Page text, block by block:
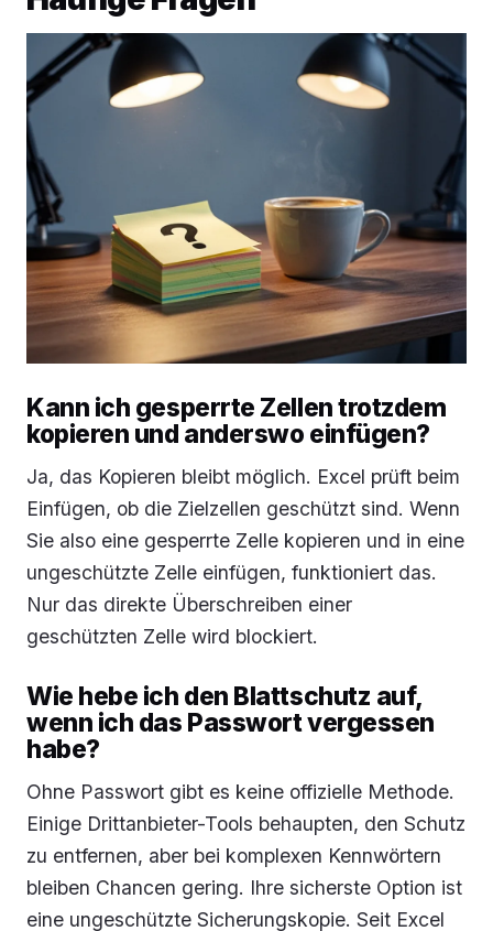
Kann ich gesperrte Zellen trotzdem
kopieren und anderswo einfügen?
Ja, das Kopieren bleibt möglich. Excel prüft beim
Einfügen, ob die Zielzellen geschützt sind. Wenn
Sie also eine gesperrte Zelle kopieren und in eine
ungeschützte Zelle einfügen, funktioniert das.
Nur das direkte Überschreiben einer
geschützten Zelle wird blockiert.
Wie hebe ich den Blattschutz auf,
wenn ich das Passwort vergessen
habe?
Ohne Passwort gibt es keine offizielle Methode.
Einige Drittanbieter-Tools behaupten, den Schutz
zu entfernen, aber bei komplexen Kennwörtern
bleiben Chancen gering. Ihre sicherste Option ist
eine ungeschützte Sicherungskopie. Seit Excel